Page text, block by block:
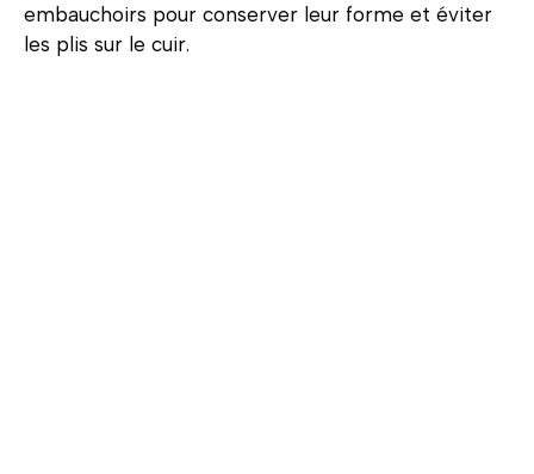
embauchoirs pour conserver leur forme et éviter
les plis sur le cuir.